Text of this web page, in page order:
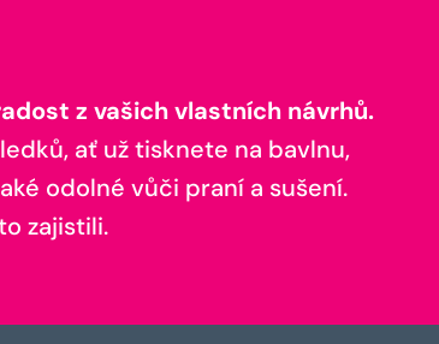
z vašich vlastních návrhů.
ať už tisknete na bavlnu,
odolné vůči praní a sušení.
zajistili.